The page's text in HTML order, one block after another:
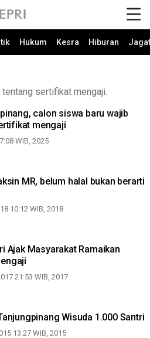
Hukum Kesra Hiburan Jagat
sertifikat mengaji.
calon siswa baru wajib
mengaji
WIB, 2025
MR, belum halal bukan berarti
10:12 WIB, 2018
Ajak Masyarakat Ramaikan
21:53 WIB, 2017
Wisuda 1.000 Santri
13:27 WIB, 2015